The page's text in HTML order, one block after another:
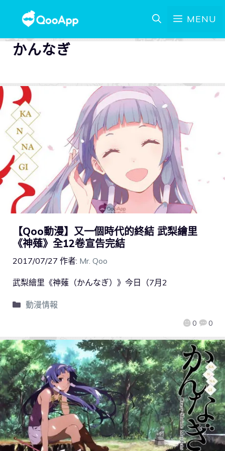
MENU
かんなぎ
【Qoo動漫】又一個時代的終結 武梨繪里
《神薙》全12卷宣告完結
2017/07/27 作者: Mr. Qoo
0 0
武梨繪里《神薙（かんなぎ）》今日（7月2
動漫情報